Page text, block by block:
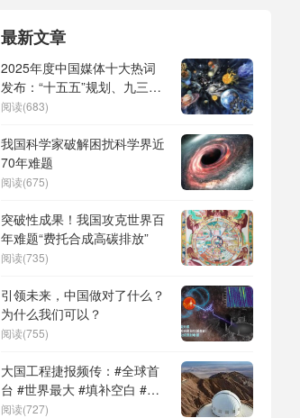
最新文章
2025年度中国媒体十大热词
发布：“十五五”规划、九三阅
兵、全球治理倡议、
形机器人、苏超、票根经济、
育儿补贴、科学素养、网络生
态治理
阅读(683)
我国科学家破解困扰科学界近
70年难题
阅读(675)
突破性成果！我国攻克世界百
年难题“费托合成高碳排放”
阅读(735)
引领未来，中国做对了什么？
为什么我们可以？
阅读(755)
大国工程捷报频传：#全球首
台 #世界最大 #填补空白 #突
破关键节点
阅读(727)